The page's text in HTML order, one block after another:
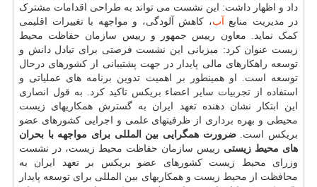
داد و اظهار داشت: این نشست می تواند به طراحی اقدامات مشترک
در مدیریت منابع
آب، کاهش آلودگی، و مواجهه با تغییرات اقلیمی
کمک نماید. معاون رییس جمهور و رییس سازمان حفاظت محیط
زیست عنوان کرد: میزبانی این نشست فرصتی برای تبادل دانش و
توسعه راهکارهای مالی پایدار در جهت پشتیبانی از کشورهای درحال
توسعه است. او همینطور بر اهمیت تدوین برنامه های عملیاتی و
استفاده از تجربیات سایر اعضاء بریکس تاکید کرد. به قول انصاری
این ابتکار نشان دهنده تعهد ایران به گسترش همکاریهای زیست
محیطی و بهره برداری از ظرفیتهای علمی و اجرایی کشورهای عضو
بریکس است.ضرورت همگرایی بین المللی برای مواجهه با بحران
های محیط زیستی رییس سازمان حفاظت محیط زیست، در نشست
وزرای محیط زیست کشورهای عضو بریکس بر تعهد ایران به
محافظت از محیط زیست و همکاریهای بین المللی برای توسعه پایدار